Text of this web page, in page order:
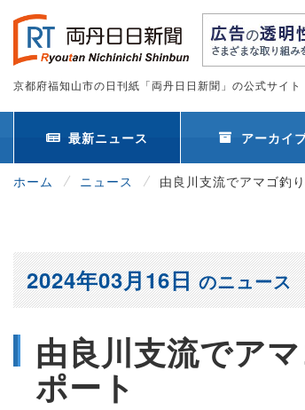
京都府福知山市の日刊紙「両丹日日新聞」の公式サイト
最新ニュース アーカイ
ホーム ニュース 由良川支流でアマゴ
由良川支流でア
ポート
2024年03月16日のニュース